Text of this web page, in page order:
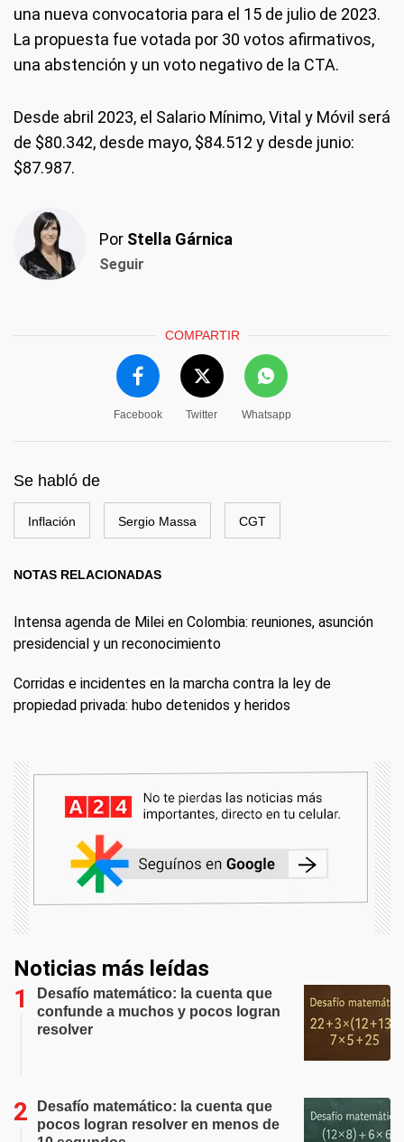
una nueva convocatoria para el 15 de julio de 2023.
La propuesta fue votada por 30 votos afirmativos,
una abstención y un voto negativo de la CTA.
Desde abril 2023, el Salario Mínimo, Vital y Móvil será
de $80.342, desde mayo, $84.512 y desde junio:
$87.987.
Por Stella Gárnica
Seguir
COMPARTIR
Facebook Twitter Whatsapp
Se habló de
Inflación Sergio Massa CGT
NOTAS RELACIONADAS
Intensa agenda de Milei en Colombia: reuniones, asunción
presidencial y un reconocimiento
Corridas e incidentes en la marcha contra la ley de
propiedad privada: hubo detenidos y heridos
Noticias más leídas
Desafío matemático: la cuenta que
confunde a muchos y pocos logran
resolver
Desafío matemático: la cuenta que
pocos logran resolver en menos de